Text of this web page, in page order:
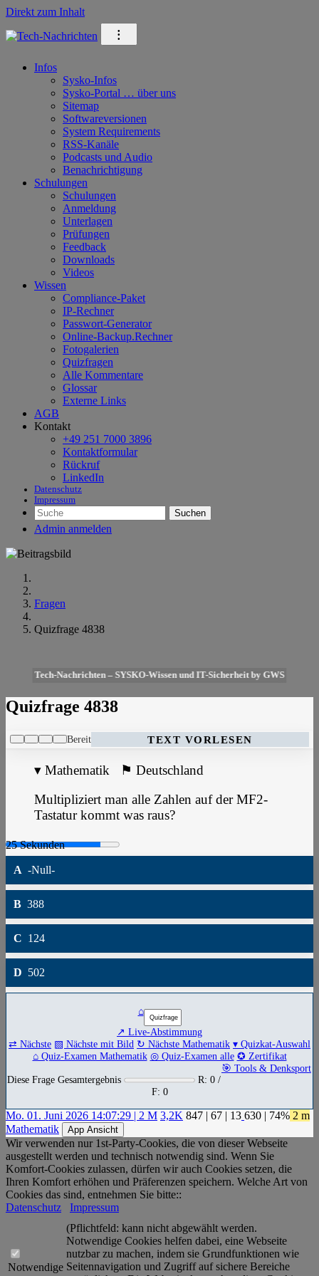
Direkt zum Inhalt
⁝
Infos
Sysko-Infos
Sysko-Portal … über uns
Sitemap
Softwareversionen
System Requirements
RSS-Kanäle
Podcasts und Audio
Benachrichtigung
Schulungen
Schulungen
Anmeldung
Unterlagen
Prüfungen
Feedback
Downloads
Videos
Wissen
Compliance-Paket
IP-Rechner
Passwort-Generator
Online-Backup.Rechner
Fotogalerien
Quizfragen
Alle Kommentare
Glossar
Externe Links
AGB
Kontakt
+49 251 7000 3896
Kontaktformular
Rückruf
LinkedIn
Datenschutz
Impressum
Suchen
Admin anmelden
Fragen
Quizfrage 4838
Tech-Nachrichten – SYSKO-Wissen und IT-Sicherheit by GWS
Quizfrage 4838
Bereit TEXT VORLESEN
▾ Mathematik ⚑ Deutschland
Multipliziert man alle Zahlen auf der MF2-
Tastatur kommt was raus?
A -Null-
B 388
C 124
D 502
⌂
↗ Live-Abstimmung
⇄ Nächste ▧ Nächste mit Bild ↻ Nächste Mathematik ▾ Quizkat-Auswahl
⌂ Quiz-Examen Mathematik ◎ Quiz-Examen alle ✪ Zertifikat
🎯 Tools & Denksport
Diese Frage Gesamtergebnis
R: 0 /
F: 0
Mo. 01. Juni 2026 14:07:29 | 2 M 3,2K 847 | 67 | 13 630 | 74% 2 m
Mathematik
App Ansicht
Wir verwenden nur 1st-Party-Cookies, die von dieser Webseite
ausgestellt werden und technisch notwendig sind. Wenn Sie
Komfort-Cookies zulassen, dürfen wir auch Cookies setzen, die
Ihren Komfort erhöhen und Präferenzen speichern. Welche Art von
Cookies das sind, entnehmen Sie bitte::
Datenschutz
Impressum
Notwendige
(Pflichtfeld: kann nicht abgewählt werden.
Notwendige Cookies helfen dabei, eine Webseite
nutzbar zu machen, indem sie Grundfunktionen wie
Seitennavigation und Zugriff auf sichere Bereiche